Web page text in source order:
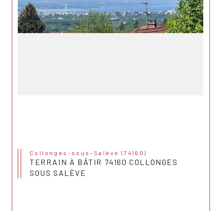
Collonges-sous-Salève (74160)
TERRAIN À BÂTIR 74160 COLLONGES
SOUS SALÈVE